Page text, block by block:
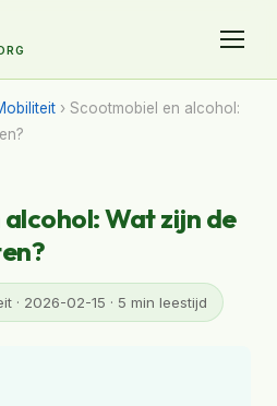
› Scootmobiel en alcohol:
Wat zijn de
· 2026-02-15 · 5 min leestijd